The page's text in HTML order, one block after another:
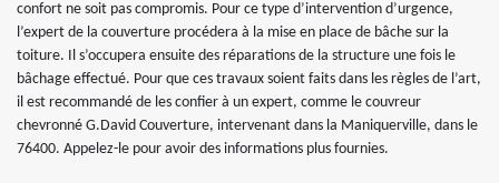
confort ne soit pas compromis. Pour ce type d’intervention d’urgence,
l’expert de la couverture procédera à la mise en place de bâche sur la
toiture. Il s’occupera ensuite des réparations de la structure une fois le
bâchage effectué. Pour que ces travaux soient faits dans les règles de l’art,
il est recommandé de les confier à un expert, comme le couvreur
chevronné G.David Couverture, intervenant dans la Maniquerville, dans le
76400. Appelez-le pour avoir des informations plus fournies.